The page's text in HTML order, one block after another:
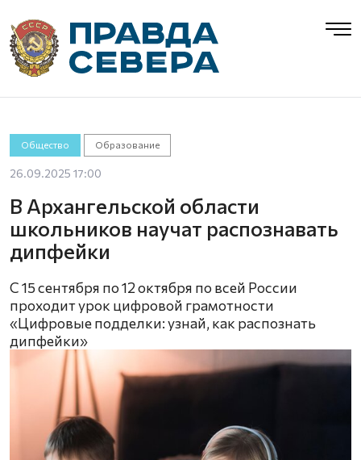
Общество Образование
26.09.2025 17:00
В Архангельской области
школьников научат распознавать
дипфейки
С 15 сентября по 12 октября по всей России
проходит урок цифровой грамотности
«Цифровые подделки: узнай, как распознать
дипфейки»